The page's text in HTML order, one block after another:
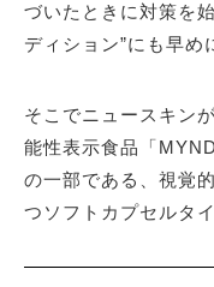
づいたときに対策を
ディション”にも早め
そこでニュースキン
能性表示食品「
の一部である、視覚
つソフトカプセルタ